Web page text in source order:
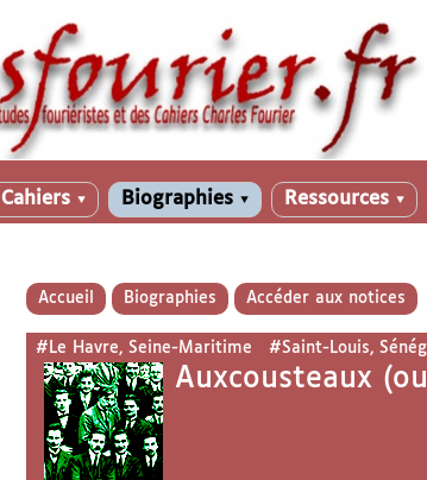
Cahiers ▼ Biographies ▼ Ressources ▼
Accueil Biographies Accéder aux notices
#Le Havre, Seine-Maritime #Saint-Louis,
Auxcousteaux